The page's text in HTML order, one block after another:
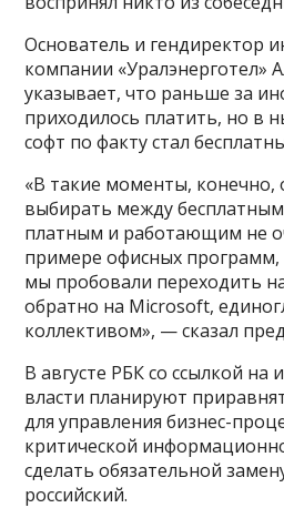
Основатель и гендиректор
компании «Уралэнерготел»
указывает, что раньше за
приходилось платить, но в
софт по факту стал
«В такие моменты, конечно,
выбирать между
платным и работающим не
примере офисных программ,
мы пробовали переходить
обратно на Microsoft,
коллективом», — сказал
В августе РБК со ссылкой на
власти планируют
для управления бизнес-
критической
сделать обязательной
российский.